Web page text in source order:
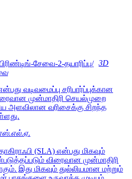
3D
வடிவமைப்பு சரிபார்ப்புக்கான
முன்மாதிரி செயல்முறை
அளவிலான வரிசைக்கு சிறந்த
(SLA) என்பது மிகவும்
விரைவான முன்மாதிரி
இது மிகவும் துல்லியமான மற்றும்